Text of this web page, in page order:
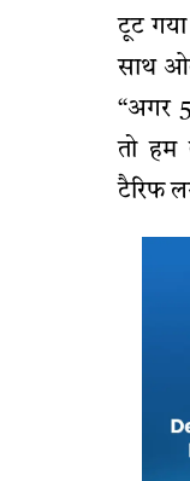
टूट गया
साथ
“अगर
तो हम
टैरिफ